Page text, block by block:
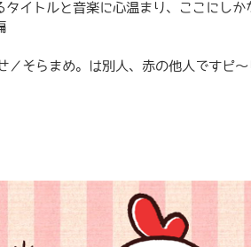
トルと音楽に心温まり、ここにしか
らまめ。は別人、赤の他人ですピ～